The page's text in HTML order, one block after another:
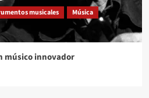
musicales
Música
músico innovador